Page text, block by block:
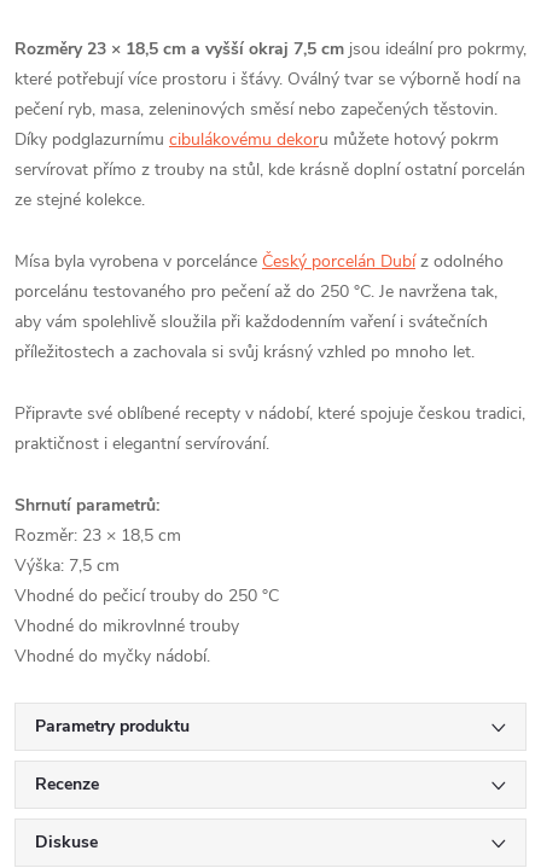
Rozměry 23 × 18,5 cm a vyšší okraj 7,5 cm jsou ideální pro pokrmy,
které potřebují více prostoru i šťávy. Oválný tvar se výborně hodí na
pečení ryb, masa, zeleninových směsí nebo zapečených těstovin.
Díky podglazurnímu cibulákovému dekoru můžete hotový pokrm
servírovat přímo z trouby na stůl, kde krásně doplní ostatní porcelán
ze stejné kolekce.
Mísa byla vyrobena v porcelánce Český porcelán Dubíz odolného
porcelánu testovaného pro pečení až do 250 °C. Je navržena tak,
aby vám spolehlivě sloužila při každodenním vaření i svátečních
příležitostech a zachovala si svůj krásný vzhled po mnoho let.
Připravte své oblíbené recepty v nádobí, které spojuje českou tradici,
praktičnost i elegantní servírování.
Shrnutí parametrů:
Rozměr: 23 × 18,5 cm
Výška: 7,5 cm
Vhodné do pečicí trouby do 250 °C
Vhodné do mikrovlnné trouby
Vhodné do myčky nádobí.
Parametry produktu
Recenze
Diskuse